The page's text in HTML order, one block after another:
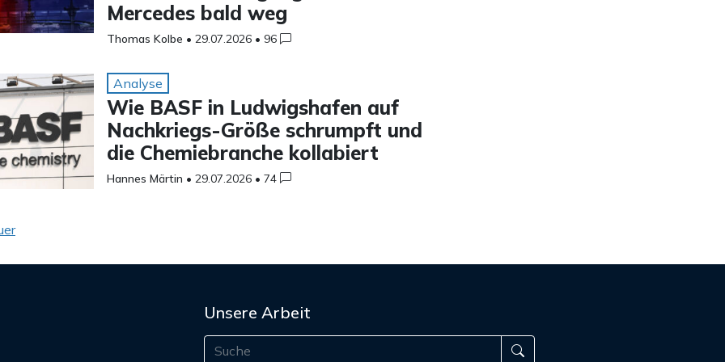
Mercedes bald weg
Thomas Kolbe • 29.07.2026 • 96
Analyse
Wie BASF in Ludwigshafen auf
Nachkriegs-Größe schrumpft und
die Chemiebranche kollabiert
Hannes Märtin • 29.07.2026 • 74
Unsere Arbeit